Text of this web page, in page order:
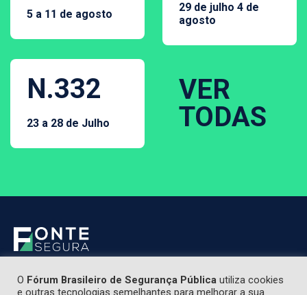
5 a 11 de agosto
29 de julho 4 de
agosto
N.332
23 a 28 de Julho
VER
TODAS
O Fórum Brasileiro de Segurança Pública utiliza cookies
e outras tecnologias semelhantes para melhorar a sua